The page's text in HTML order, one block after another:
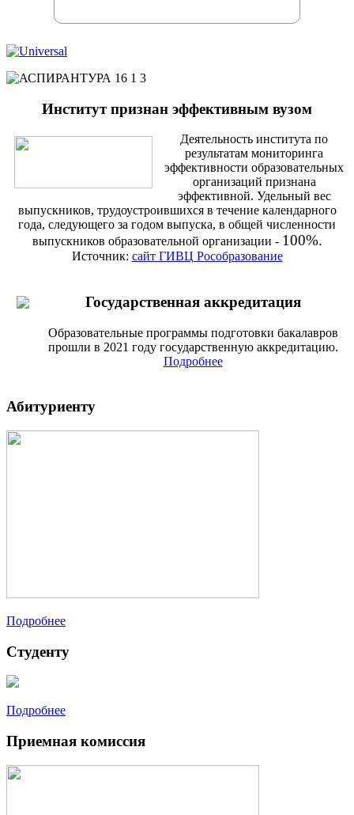
Институт признан эффективным вузом
Деятельность института по
результатам мониторинга
эффективности образовательных
организаций признана
эффективной. Удельный вес
выпускников, трудоустроившихся в течение календарного
года, следующего за годом выпуска, в общей численности
выпускников образовательной организации - 100%.
Источник: сайт ГИВЦ Рособразование
Государственная аккредитация
Образовательные программы подготовки бакалавров
прошли в 2021 году государственную аккредитацию.
Подробнее
Абитуриенту
Подробнее
Студенту
Подробнее
Приемная комиссия